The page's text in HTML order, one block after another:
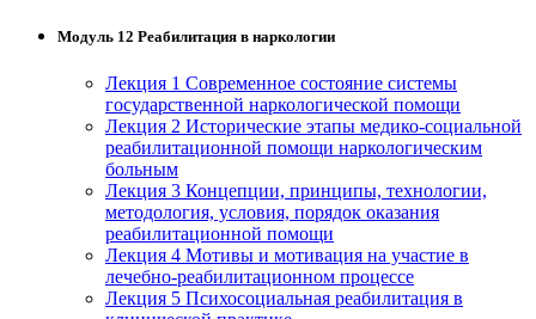
Модуль 12 Реабилитация в наркологии
Лекция 1 Современное состояние системы
государственной наркологической помощи
Лекция 2 Исторические этапы медико-социальной
реабилитационной помощи наркологическим
больным
Лекция 3 Концепции, принципы, технологии,
методология, условия, порядок оказания
реабилитационной помощи
Лекция 4 Мотивы и мотивация на участие в
лечебно-реабилитационном процессе
Лекция 5 Психосоциальная реабилитация в